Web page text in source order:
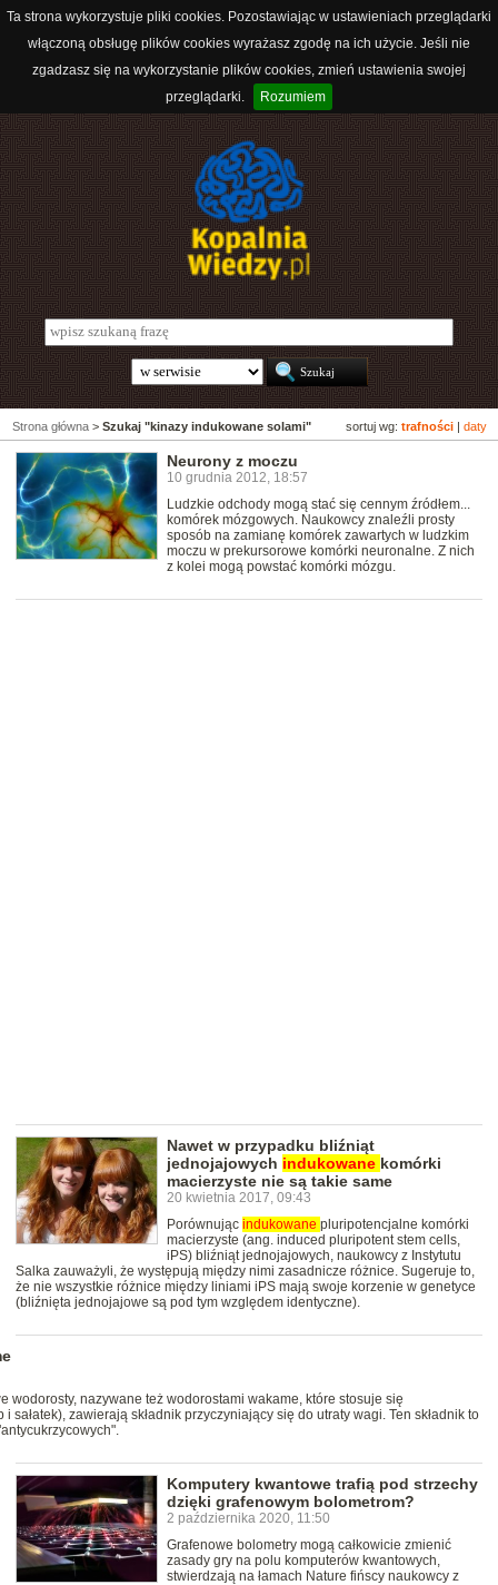
Ta strona wykorzystuje pliki cookies. Pozostawiając w ustawieniach przeglądarki
włączoną obsługę plików cookies wyrażasz zgodę na ich użycie. Jeśli nie
zgadzasz się na wykorzystanie plików cookies, zmień ustawienia swojej
przeglądarki.
Rozumiem
sortuj wg: trafności daty
Strona główna > Szukaj "kinazy indukowane solami"
Neurony z moczu
10 grudnia 2012, 18:57
Ludzkie odchody mogą stać się cennym źródłem...
komórek mózgowych. Naukowcy znaleźli prosty
sposób na zamianę komórek zawartych w ludzkim
moczu w prekursorowe komórki neuronalne. Z nich
z kolei mogą powstać komórki mózgu.
Nawet w przypadku bliźniąt
jednojajowych indukowane komórki
macierzyste nie są takie same
20 kwietnia 2017, 09:43
Porównując indukowane pluripotencjalne komórki
macierzyste (ang. induced pluripotent stem cells,
iPS) bliźniąt jednojajowych, naukowcy z Instytutu
Salka zauważyli, że występują między nimi zasadnicze różnice. Sugeruje to,
że nie wszystkie różnice między liniami iPS mają swoje korzenie w genetyce
(bliźnięta jednojajowe są pod tym względem identyczne).
wodorosty, nazywane też wodorostami wakame, które stosuje się
zawierają składnik przyczyniający się do utraty wagi. Ten składnik to
Komputery kwantowe trafią pod strzechy
dzięki grafenowym bolometrom?
2 października 2020, 11:50
Grafenowe bolometry mogą całkowicie zmienić
zasady gry na polu komputerów kwantowych,
stwierdzają na łamach Nature fińscy naukowcy z